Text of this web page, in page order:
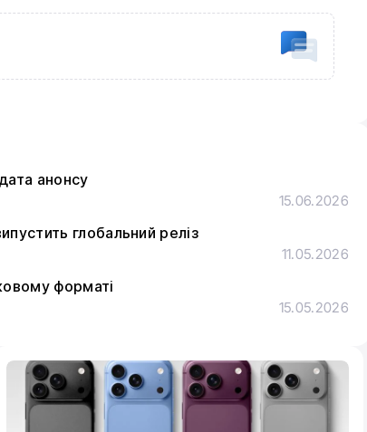
анонсу
15.06.2026
глобальний реліз
11.05.2026
форматі
15.05.2026